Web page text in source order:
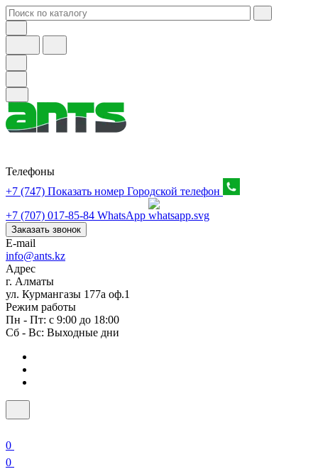
Телефоны
+7 (747) Показать номер Городской телефон
+7 (707) 017-85-84 WhatsApp
Заказать звонок
E-mail
info@ants.kz
Адрес
г. Алматы
ул. Курмангазы 177а оф.1
Режим работы
Пн - Пт: с 9:00 до 18:00
Сб - Вс: Выходные дни
0
0